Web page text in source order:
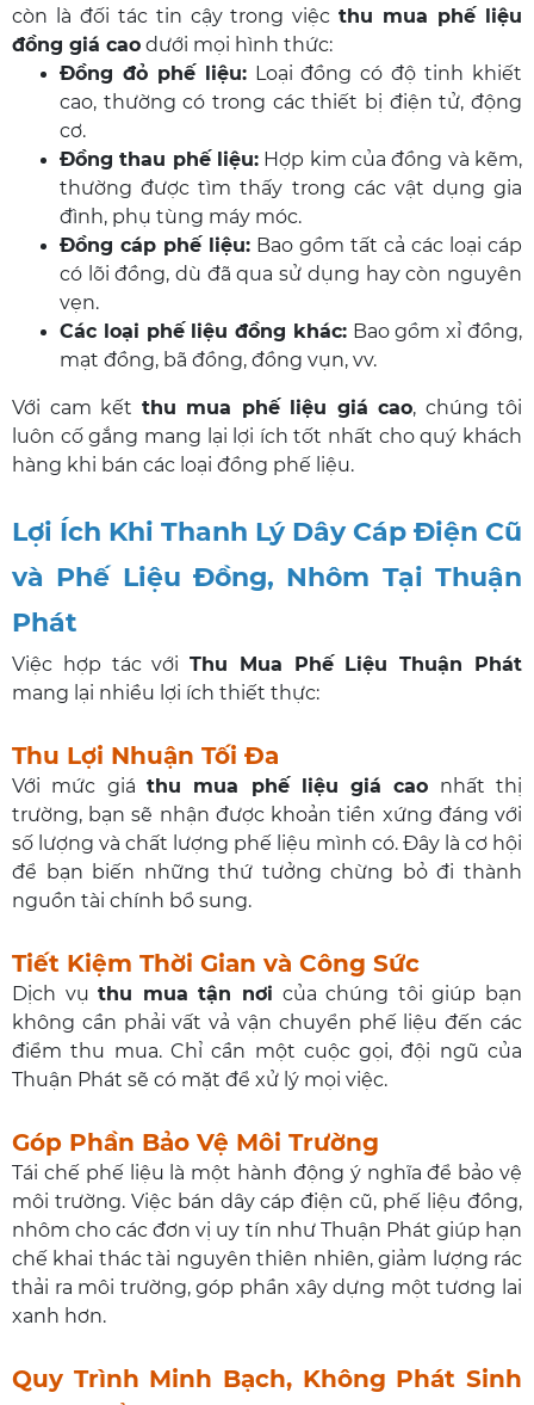
còn là đối tác tin cậy trong việcthu mua phế liệu
đồng giá cao dưới mọi hình thức:
Đồng đỏ phế liệu:Loại đồng có độ tinh khiết
cao, thường có trong các thiết bị điện tử, động
cơ.
Đồng thau phế liệu: Hợp kim của đồng và kẽm,
thường được tìm thấy trong các vật dụng gia
đình, phụ tùng máy móc.
Đồng cáp phế liệu: Bao gồm tất cả các loại cáp
có lõi đồng, dù đã qua sử dụng hay còn nguyên
vẹn.
Các loại phế liệu đồng khác:Bao gồm xỉ đồng,
mạt đồng, bã đồng, đồng vụn, vv.
Với cam kết thu mua phế liệu giá cao, chúng tôi
luôn cố gắng mang lại lợi ích tốt nhất cho quý khách
hàng khi bán các loại đồng phế liệu.
Lợi Ích Khi Thanh Lý Dây Cáp Điện Cũ
và Phế Liệu Đồng, Nhôm Tại Thuận
Phát
Việc hợp tác vớiThu Mua Phế Liệu Thuận Phát
mang lại nhiều lợi ích thiết thực:
Thu Lợi Nhuận Tối Đa
Với mức giá thu mua phế liệu giá cao nhất thị
trường, bạn sẽ nhận được khoản tiền xứng đáng với
số lượng và chất lượng phế liệu mình có. Đây là cơ hội
để bạn biến những thứ tưởng chừng bỏ đi thành
nguồn tài chính bổ sung.
Tiết Kiệm Thời Gian và Công Sức
Dịch vụthu mua tận nơi của chúng tôi giúp bạn
không cần phải vất vả vận chuyển phế liệu đến các
điểm thu mua. Chỉ cần một cuộc gọi, đội ngũ của
Thuận Phát sẽ có mặt để xử lý mọi việc.
Góp Phần Bảo Vệ Môi Trường
Tái chế phế liệu là một hành động ý nghĩa để bảo vệ
môi trường. Việc bán dây cáp điện cũ, phế liệu đồng,
nhôm cho các đơn vị uy tín như Thuận Phát giúp hạn
chế khai thác tài nguyên thiên nhiên, giảm lượng rác
thải ra môi trường, góp phần xây dựng một tương lai
xanh hơn.
Quy Trình Minh Bạch, Không Phát Sinh